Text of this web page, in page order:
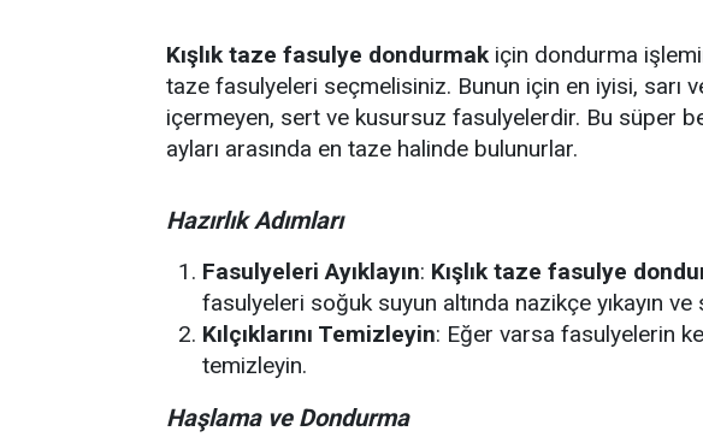
Kışlık taze fasulye dondurmakiçin dondurma
taze fasulyeleri seçmelisiniz. Bunun için en iyisi, sarı
içermeyen, sert ve kusursuz fasulyelerdir. Bu süper
ayları arasında en taze halinde bulunurlar.
Hazırlık Adımları
Fasulyeleri Ayıklayın: Kışlık taze fasulye
fasulyeleri soğuk suyun altında nazikçe yıkayın ve
Kılçıklarını Temizleyin: Eğer varsa fasulyelerin
temizleyin.
Haşlama ve Dondurma